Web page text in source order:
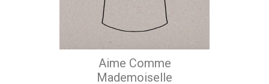
Aime Comme
Mademoiselle